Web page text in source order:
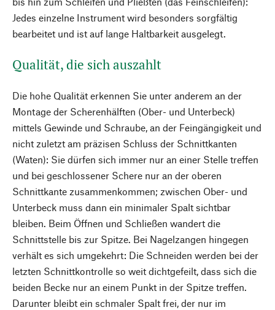
Jedes einzelne Instrument wird besonders sorgfältig
bearbeitet und ist auf lange Haltbarkeit ausgelegt.
Qualität, die sich auszahlt
Die hohe Qualität erkennen Sie unter anderem an der
Montage der Scherenhälften (Ober- und Unterbeck)
mittels Gewinde und Schraube, an der Feingängigkeit und
nicht zuletzt am präzisen Schluss der Schnittkanten
(Waten): Sie dürfen sich immer nur an einer Stelle treffen
und bei geschlossener Schere nur an der oberen
Schnittkante zusammenkommen; zwischen Ober- und
Unterbeck muss dann ein minimaler Spalt sichtbar
bleiben. Beim Öffnen und Schließen wandert die
Schnittstelle bis zur Spitze. Bei Nagelzangen hingegen
verhält es sich umgekehrt: Die Schneiden werden bei der
letzten Schnittkontrolle so weit dichtgefeilt, dass sich die
beiden Becke nur an einem Punkt in der Spitze treffen.
Darunter bleibt ein schmaler Spalt frei, der nur im